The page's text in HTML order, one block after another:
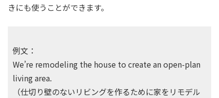
きにも使うことができます。
例文：
We’re remodeling the house to create an open-plan
living area.
（仕切り壁のないリビングを作るために家をリモデル